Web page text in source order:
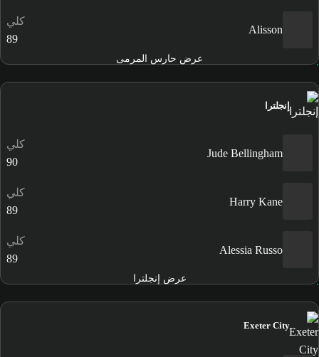
Alisson
كلي
89
عرض حارس المرمى
إنجلترا
Jude Bellingham
كلي
90
Harry Kane
كلي
89
Alessia Russo
كلي
89
عرض إنجلترا
Exeter City